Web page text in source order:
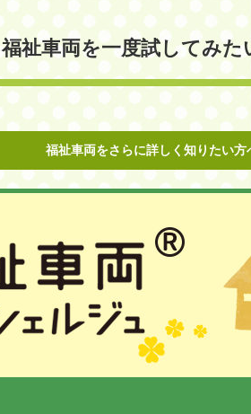
福祉車両を一度試してみた
福祉車両をさらに詳しく知りたい方